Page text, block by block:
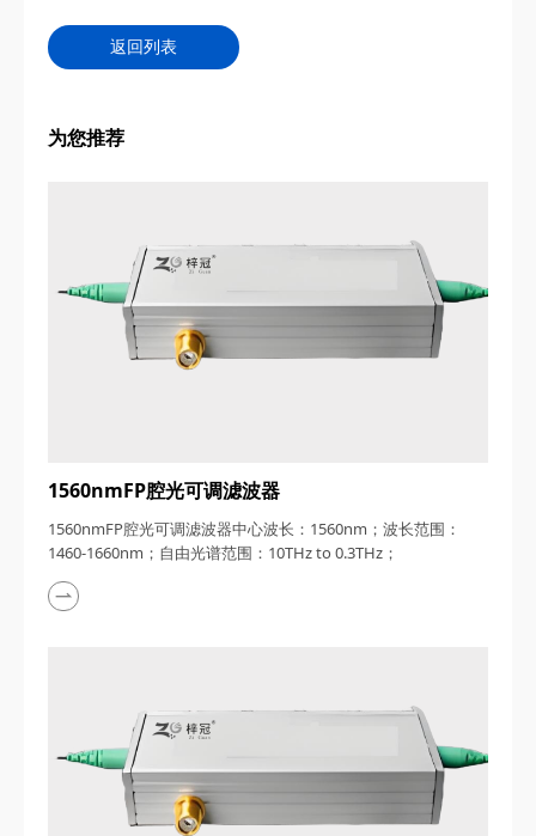
返回列表
为您推荐
1560nmFP腔光可调滤波器
1560nmFP腔光可调滤波器中心波长：1560nm；波长范围：
1460-1660nm；自由光谱范围：10THz to 0.3THz；